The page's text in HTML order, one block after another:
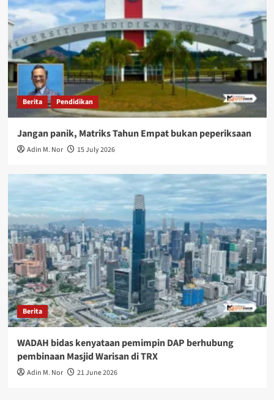
Berita Pendidikan
Jangan panik, Matriks Tahun Empat bukan peperiksaan
Adin M. Nor 15 July 2026
Berita
WADAH bidas kenyataan pemimpin DAP berhubung
pembinaan Masjid Warisan di TRX
Adin M. Nor 21 June 2026